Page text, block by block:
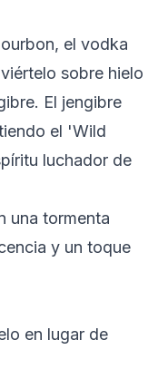
el vodka
sobre hielo
El jengibre
el 'Wild
luchador de
una tormenta
y un toque
en lugar de